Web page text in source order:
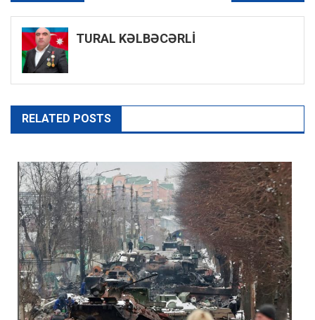
naviqasiyası
TURAL KƏLBƏCƏRLİ
RELATED POSTS